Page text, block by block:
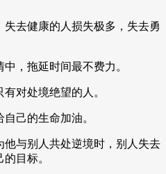
去健康的人损失极多，失去勇
，拖延时间最不费力。
对处境绝望的人。
己的生命加油。
他与别人共处逆境时，别人失去
目标。